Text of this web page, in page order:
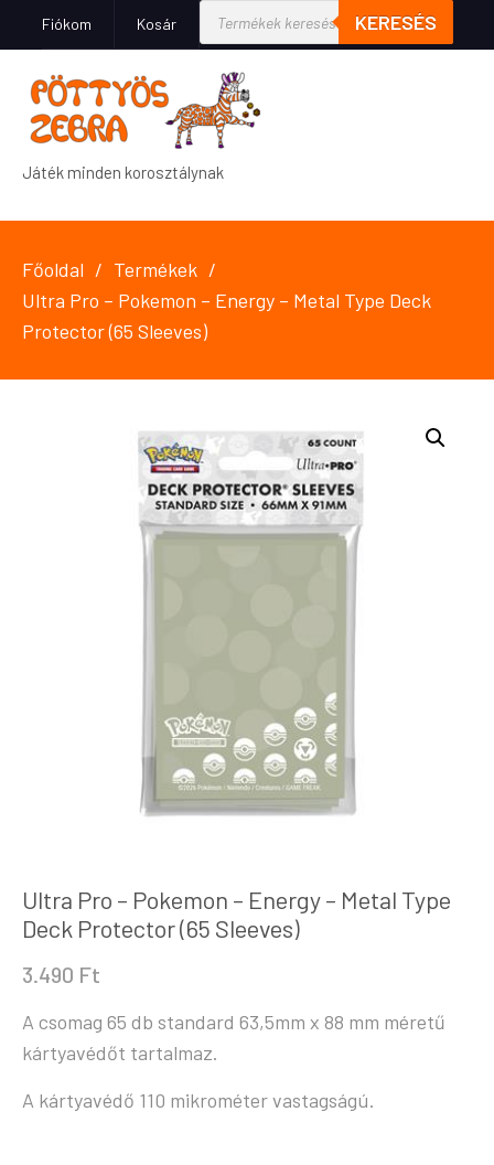
Fiókom Kosár KERESÉS
Játék minden korosztálynak
Főoldal
Termékek
Ultra Pro – Pokemon – Energy – Metal Type Deck
Protector (65 Sleeves)
Ultra Pro – Pokemon – Energy – Metal Type
Deck Protector (65 Sleeves)
3.490 Ft
A csomag 65 db standard 63,5mm x 88 mm méretű
kártyavédőt tartalmaz.
A kártyavédő 110 mikrométer vastagságú.